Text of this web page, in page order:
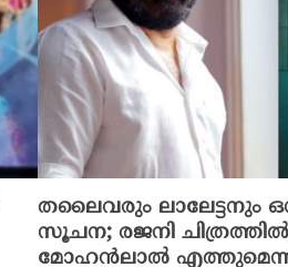
തലൈവരും ലാലേട്ടനും
സൂചന; രജനി
മോഹൻലാൽ എത്തുമെന്ന്